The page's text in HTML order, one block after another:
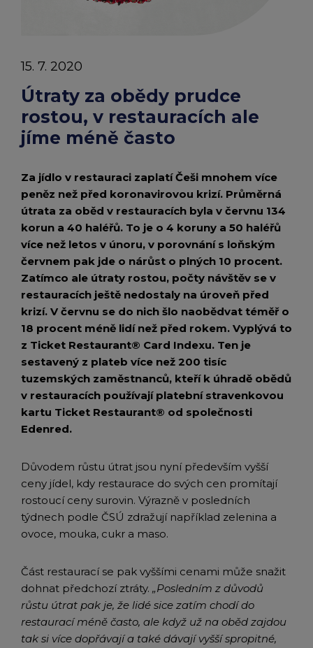
Edenred Card FKSP
TANKARTA Benefit od Edenred
Stravenkový portál
Qerko
Edenred Čistý
Edenred Service
Útraty za obědy prudce
rostou, v restauracích ale
jíme méně často
15. 7. 2020
Za jídlo v restauraci zaplatí Češi mnohem více
peněz než před koronavirovou krizí. Průměrná
útrata za oběd v restauracích byla v červnu 134
korun a 40 haléřů. To je o 4 koruny a 50 haléřů
více než letos v únoru, v porovnání s loňským
červnem pak jde o nárůst o plných 10 procent.
Zatímco ale útraty rostou, počty návštěv se v
restauracích ještě nedostaly na úroveň před
krizí. V červnu se do nich šlo naobědvat téměř o
18 procent méně lidí než před rokem. Vyplývá to
z Ticket Restaurant® Card Indexu. Ten je
sestavený z plateb více než 200 tisíc
tuzemských zaměstnanců, kteří k úhradě obědů
v restauracích používají platební stravenkovou
kartu Ticket Restaurant® od společnosti
Edenred.
Důvodem růstu útrat jsou nyní především vyšší
ceny jídel, kdy restaurace do svých cen promítají
rostoucí ceny surovin. Výrazně v posledních
týdnech podle ČSÚ zdražují například zelenina a
ovoce, mouka, cukr a maso.
Část restaurací se pak vyššími cenami může snažit
dohnat předchozí ztráty. „Posledním z důvodů
růstu útrat pak je, že lidé sice zatím chodí do
restaurací méně často, ale když už na oběd zajdou
tak si více dopřávají a také dávají vyšší spropitné,